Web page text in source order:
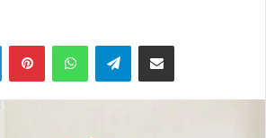
LinkedInPinterestWhatsAppTelegramShare via Email